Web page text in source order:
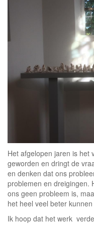
Het afgelopen jaren is het
geworden en dringt de
en denken dat ons
problemen en dreigingen.
ons geen probleem is,
het heel veel beter
Ik hoop dat het werk